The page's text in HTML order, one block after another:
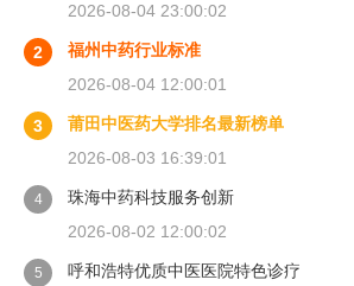
2026-08-04 23:00:02
2
福州中药行业标准
2026-08-04 12:00:01
3
莆田中医药大学排名最新榜单
2026-08-03 16:39:01
4
珠海中药科技服务创新
2026-08-02 12:00:02
5 呼和浩特优质中医医院特色诊疗